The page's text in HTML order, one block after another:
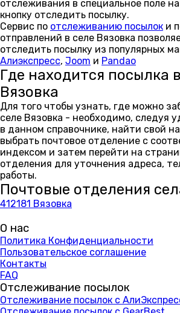
отслеживания в специальное поле
кнопку отследить посылку.
Сервис по отслеживанию посылок и
отправлений в селе Вязовка
отследить посылку из популярных
Алиэкспресс, Joom и Pandao
Где находится посылка
Вязовка
Для того чтобы узнать, где можно
селе Вязовка - необходимо, следуя
в данном справочнике, найти свой
выбрать почтовое отделение с
индексом и затем перейти на
отделения для уточнения адреса,
работы.
Почтовые отделения
412181 Вязовка
О нас
Политика Конфиденциальности
Пользовательское соглашение
Контакты
FAQ
Отслеживание посылок
Отслеживание посылок с